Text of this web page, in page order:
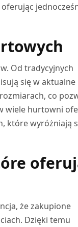
Od tradycyjnych
się w aktualne
co
wiele hurtowni
które wyróżniają
że zakupione
Dzięki temu